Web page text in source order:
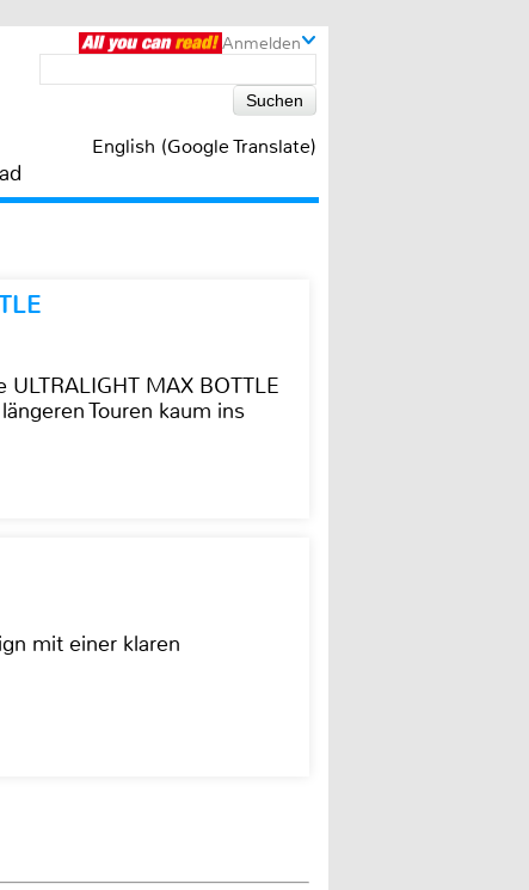
Anmelden
English (Google Translate)
MAX BOTTLE
Touren kaum ins
mit einer klaren